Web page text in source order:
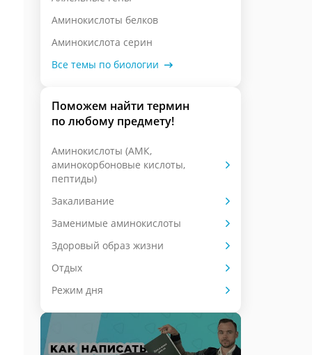
Аминокислоты белков
Аминокислота серин
Все темы по биологии
Поможем найти термин
по любому предмету!
Аминокислоты (АМК,
аминокорбоновые кислоты,
пептиды)
Закаливание
Заменимые аминокислоты
Здоровый образ жизни
Отдых
Режим дня